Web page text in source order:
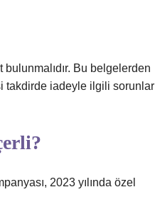
Bu belgelerden
takdirde iadeyle ilgili sorunlar
2023 yılında özel